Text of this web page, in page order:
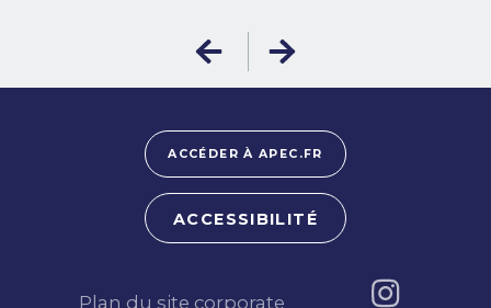
Plan du site corporate
ACCÉDER À APEC.FR
ACCESSIBILITÉ